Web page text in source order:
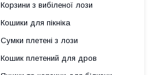
Корзини з вибіленої лози
Кошики для пікніка
Сумки плетені з лози
Кошик плетений для дров